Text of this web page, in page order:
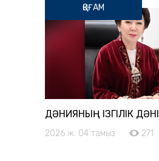
ҚОҒАМ
ДӘНИЯНЫҢ ІЗГІЛІК ДӘНІ
2026 ж. 04 тамыз 271